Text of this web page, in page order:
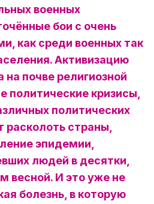
военных
бои с очень
как среди военных так
Активизацию
на почве религиозной
политические кризисы,
политических
расколоть страны,
эпидемии,
людей в десятки,
весной. И это уже не
болезнь, в которую